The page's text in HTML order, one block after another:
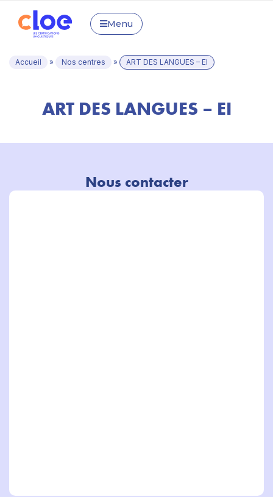
Menu
Accueil » Nos centres » ART DES LANGUES – EI
ART DES LANGUES – EI
Nous contacter